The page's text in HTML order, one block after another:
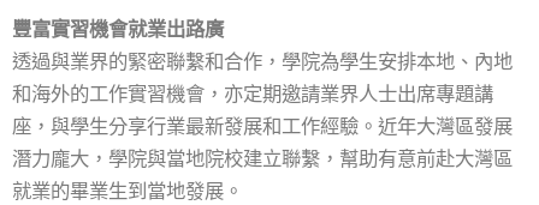
豐富實習機會就業出路廣
透過與業界的緊密聯繫和合作，學院為學生安排本地、內地
和海外的工作實習機會，亦定期邀請業界人士出席專題講
座，與學生分享行業最新發展和工作經驗。近年大灣區發展
潛力龐大，學院與當地院校建立聯繫，幫助有意前赴大灣區
就業的畢業生到當地發展。